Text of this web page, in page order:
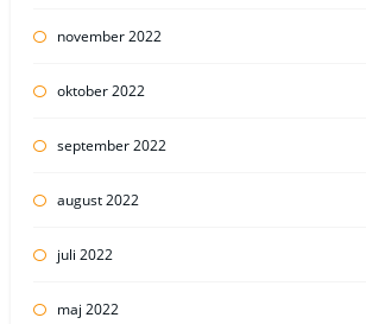
november 2022
oktober 2022
september 2022
august 2022
juli 2022
maj 2022